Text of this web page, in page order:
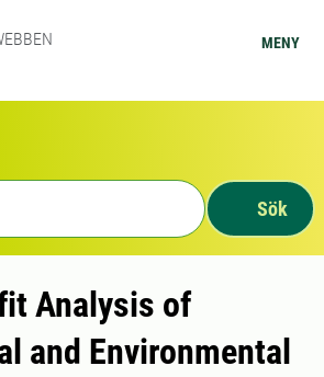
MENY
Sök
Analysis of
and Environmental